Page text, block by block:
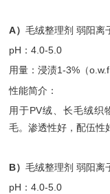
A）毛绒整理剂 弱阳离
pH：4.0-5.0
用量：浸渍1-3%（o.w.f
性能简介：
用于PV绒、长毛绒织
毛。渗透性好，配伍性
B）毛绒整理剂 弱阳离
pH：4.0-5.0